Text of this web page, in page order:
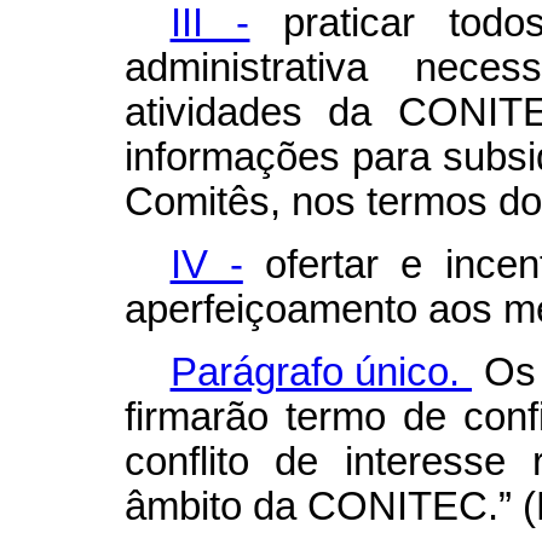
III - praticar
administrativa
atividades da
informações para
Comitês, nos termos
IV - ofertar e
aperfeiçoamento aos
Parágrafo único.
firmarão termo de
conflito de interesse
âmbito da CONITEC.”